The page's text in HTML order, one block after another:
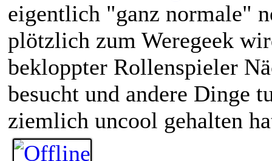
eigentlich "ganz normale"
plötzlich zum Weregeek
bekloppter Rollenspieler
besucht und andere Dinge
ziemlich uncool gehalten